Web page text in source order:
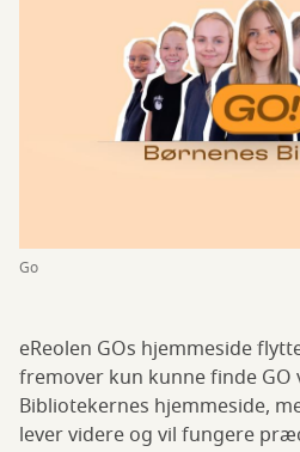
Go
eReolen GOs hjemmeside
fremover kun kunne finde GO
Bibliotekernes hjemmeside,
lever videre og vil fungere